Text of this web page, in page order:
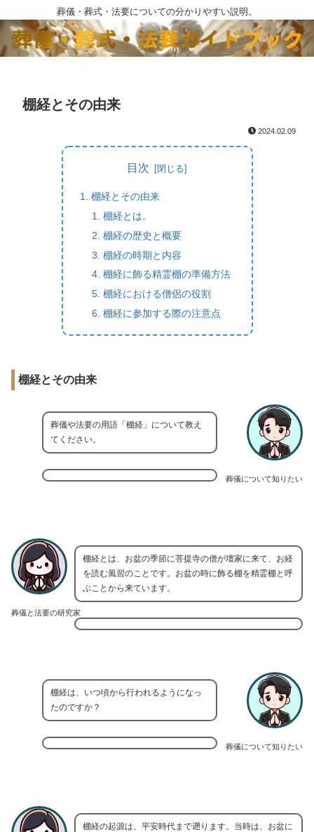
葬儀・葬式・法要についての分かりやすい説明。
棚経とその由来
2024.02.09
目次
棚経とその由来
棚経とは。
棚経の歴史と概要
棚経の時期と内容
棚経に飾る精霊棚の準備方法
棚経における僧侶の役割
棚経に参加する際の注意点
棚経とその由来
葬儀について知りたい
葬儀や法要の用語「棚経」について教え
てください。
葬儀と法要の研究家
棚経とは、お盆の季節に菩提寺の僧が壇家に来て、お経
を読む風習のことです。お盆の時に飾る棚を精霊棚と呼
ぶことから来ています。
葬儀について知りたい
棚経は、いつ頃から行われるようになっ
たのですか？
棚経の起源は、平安時代まで遡ります。当時は、お盆に